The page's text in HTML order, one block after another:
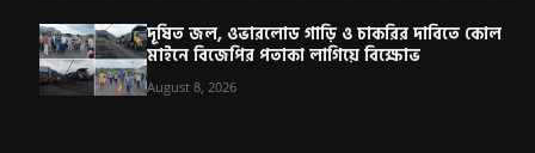
দূষিত জল, ওভারলোড গাড়ি ও চাকরির দাবিতে কোল
মাইনে বিজেপির পতাকা লাগিয়ে বিক্ষোভ
August 8, 2026